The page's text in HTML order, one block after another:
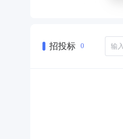
招投标 0